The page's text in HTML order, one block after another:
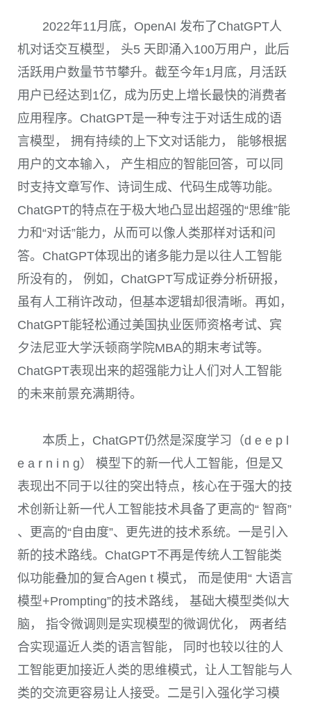
2022年11月底， OpenAI 发布了ChatGPT人
机对话交互模型， 头5 天即涌入100万用户，此后
活跃用户数量节节攀升。截至今年1月底，月活跃
用户已经达到 1亿，成为历史上增长最快的消费者
应用程序。 ChatGPT是一种专注于对话生成的语
言模型， 拥有持续的上下文对话能力， 能够根据
用户的文本输入， 产生相应的智能回答，可以同
时支持文章写作、诗词生成、代码生成等功能。
ChatGPT的特点在于极大地凸显出超强的“思维”能
力和“对话”能力，从而可以像人类那样对话和问
答。 ChatGPT体现出的诸多能力是以往人工智能
所没有的， 例如， ChatGPT写成证券分析研报，
虽有人工稍许改动，但基本逻辑却很清晰。再如，
ChatGPT能轻松通过美国执业医师资格考试、宾
夕法尼亚大学沃顿商学院MBA的期末考试等。
ChatGPT表现出来的超强能力让人们对人工智能
的未来前景充满期待。
本质上， ChatGPT仍然是深度学习（d e e p l
e a r n i n g） 模型下的新一代人工智能，但是又
表现出不同于以往的突出特点，核心在于强大的技
术创新让新一代人工智能技术具备了更高的“ 智商”
、更高的“自由度”、更先进的技术系统。一是引入
新的技术路线。 ChatGPT不再是传统人工智能类
似功能叠加的复合Agen t 模式， 而是使用“ 大语言
模型+Prompting”的技术路线， 基础大模型类似大
脑， 指令微调则是实现模型的微调优化， 两者结
合实现逼近人类的语言智能， 同时也较以往的人
工智能更加接近人类的思维模式，让人工智能与人
类的交流更容易让人接受。二是引入强化学习模